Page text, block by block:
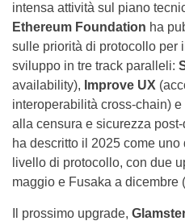
intensa attività sul piano
Ethereum Foundation ha
sulle priorità di protocollo per
sviluppo in tre track paralleli:
availability), Improve UX
interoperabilità cross-chain) e
alla censura e sicurezza
ha descritto il 2025 come
livello di protocollo, con due
maggio e Fusaka a dicembre (
Il prossimo upgrade,